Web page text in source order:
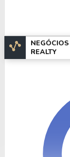
REALTY